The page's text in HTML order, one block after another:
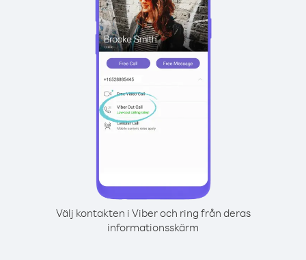
Välj kontakten i Viber och ring från deras
informationsskärm